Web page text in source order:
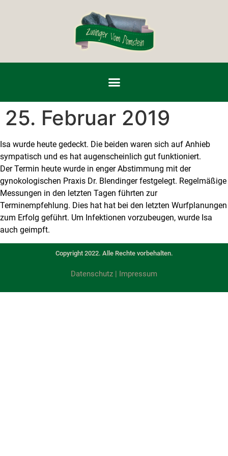
25. Februar 2019
Isa wurde heute gedeckt. Die beiden waren sich auf Anhieb
sympatisch und es hat augenscheinlich gut funktioniert.
Der Termin heute wurde in enger Abstimmung mit der
gynokologischen Praxis Dr. Blendinger festgelegt. Regelmäßige
Messungen in den letzten Tagen führten zur
Terminempfehlung. Dies hat hat bei den letzten Wurfplanungen
zum Erfolg geführt. Um Infektionen vorzubeugen, wurde Isa
auch geimpft.
Copyright 2022. Alle Rechte vorbehalten.
Datenschutz Impressum